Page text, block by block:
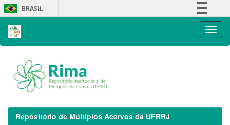
Skip
navigation
BRASIL
Repositório de Múltiplos Acervos da UFRRJ